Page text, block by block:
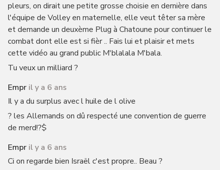
pleurs, on dirait une petite grosse choisie en dernière dans
l'équipe de Volley en maternelle, elle veut têter sa mère
et demande un deuxème Plug à Chatoune pour continuer le
combat dont elle est si fièr .. Fais lui et plaisir et mets
cette vidéo au grand public M'blalala M'bala.
Tu veux un milliard ?
Empr il y a 6 ans
Il y a du surplus avec l huile de l olive
? les Allemands on dû respecté une convention de guerre
de merd!?$
Empr il y a 6 ans
Ci on regarde bien Israël c'est propre.. Beau ?